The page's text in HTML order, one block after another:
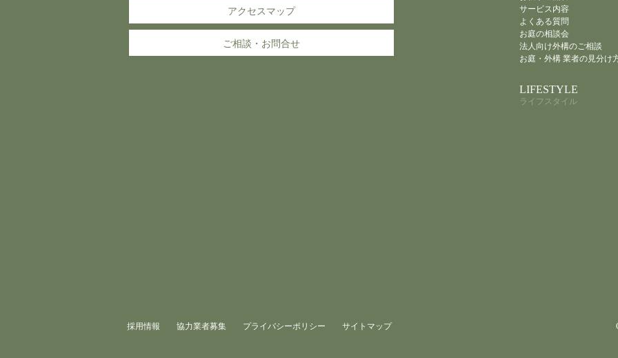
アクセスマップ
ご相談・お問合せ
サービス内容
よくある質問
お庭の相談会
法人向け外構のご相談
お庭・外構 業者の見分け
LIFESTYLE
ライフスタイル
採用情報 協力業者募集 プライバシーポリシー サイトマップ